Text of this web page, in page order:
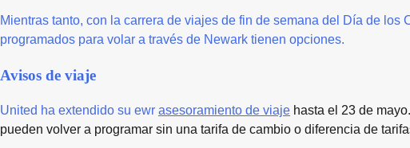
Mientras tanto, con la carrera de viajes de fin de semana del Día de
programados para volar a través de Newark tienen opciones.
Avisos de viaje
United ha extendido su ewr asesoramiento de viaje hasta el 23 de
pueden volver a programar sin una tarifa de cambio o diferencia de